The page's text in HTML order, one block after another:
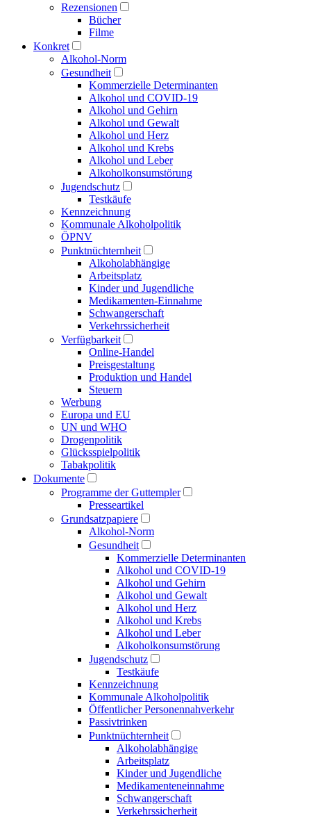
Rezensionen
Bücher
Filme
Konkret
Alkohol-Norm
Gesundheit
Kommerzielle Determinanten
Alkohol und COVID-19
Alkohol und Gehirn
Alkohol und Gewalt
Alkohol und Herz
Alkohol und Krebs
Alkohol und Leber
Alkoholkonsumstörung
Jugendschutz
Testkäufe
Kennzeichnung
Kommunale Alkoholpolitik
ÖPNV
Punktnüchternheit
Alkoholabhängige
Arbeitsplatz
Kinder und Jugendliche
Medikamenten-Einnahme
Schwangerschaft
Verkehrssicherheit
Verfügbarkeit
Online-Handel
Preisgestaltung
Produktion und Handel
Steuern
Werbung
Europa und EU
UN und WHO
Drogenpolitik
Glücksspielpolitik
Tabakpolitik
Dokumente
Programme der Guttempler
Presse­artikel
Grundsatzpapiere
Alkohol-Norm
Gesundheit
Kommerzielle Determinanten
Alkohol und COVID-19
Alkohol und Gehirn
Alkohol und Gewalt
Alkohol und Herz
Alkohol und Krebs
Alkohol und Leber
Alkoholkonsumstörung
Jugendschutz
Testkäufe
Kennzeichnung
Kommunale Alkoholpolitik
Öffentlicher Personen­nahverkehr
Passivtrinken
Punkt­nüchternheit
Alkohol­abhängige
Arbeitsplatz
Kinder und Jugendliche
Medikamenten­einnahme
Schwangerschaft
Verkehrs­sicherheit